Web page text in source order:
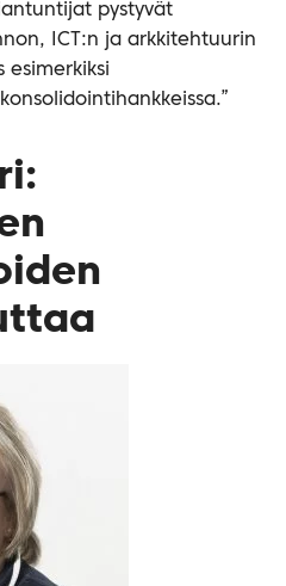
pystyvät
ICT:n ja arkkitehtuurin
esimerkiksi